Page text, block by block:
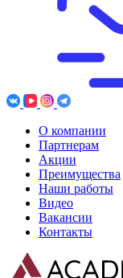
О компании
Партнерам
Акции
Преимущества
Наши работы
Видео
Вакансии
Контакты